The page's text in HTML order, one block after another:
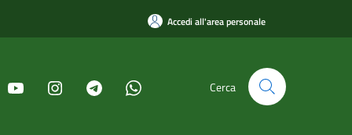
Accedi all'area personale
Cerca